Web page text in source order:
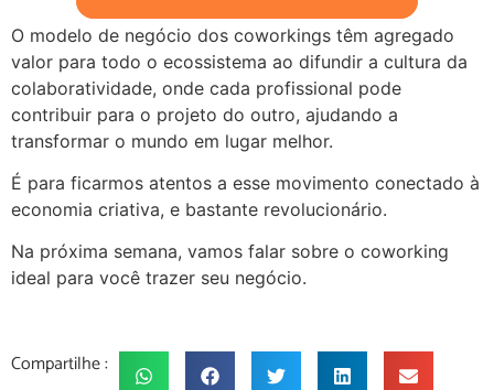
O modelo de negócio dos coworkings têm agregado
valor para todo o ecossistema ao difundir a cultura da
colaboratividade, onde cada profissional pode
contribuir para o projeto do outro, ajudando a
transformar o mundo em lugar melhor.
É para ficarmos atentos a esse movimento conectado à
economia criativa, e bastante revolucionário.
Na próxima semana, vamos falar sobre o coworking
ideal para você trazer seu negócio.
Compartilhe :